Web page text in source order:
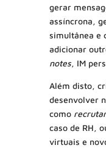
gerar
assíncrona,
simultânea e
adicionar
notes, IM
Além disto,
desenvolver
como
caso de RH,
virtuais e